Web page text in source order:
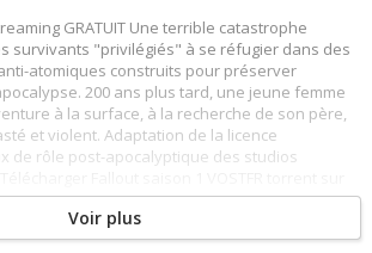
GRATUIT Une terrible catastrophe
survivants "privilégiés" à se réfugier dans des
atomiques construits pour préserver
200 ans plus tard, une jeune femme
à la surface, à la recherche de son père,
et violent. Adaptation de la licence
de rôle post-apocalyptique des studios
Voir plus